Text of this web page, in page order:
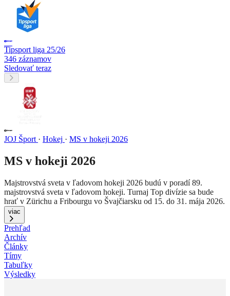
Tipsport liga 25/26
346 záznamov
Sledovať teraz
JOJ Šport · Hokej · MS v hokeji 2026
MS v hokeji 2026
Majstrovstvá sveta v ľadovom hokeji 2026 budú v poradí 89.
majstrovstvá sveta v ľadovom hokeji. Turnaj Top divízie sa bude
hrať v Zürichu a Fribourgu vo Švajčiarsku od 15. do 31. mája 2026.
viac
Prehľad
Archív
Články
Tímy
Tabuľky
Výsledky